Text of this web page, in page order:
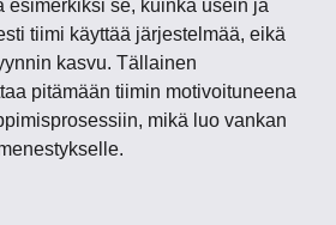
esimerkiksi se, kuinka usein ja
tiimi käyttää järjestelmää, eikä
kasvu. Tällainen
pitämään tiimin motivoituneena
mikä luo vankan